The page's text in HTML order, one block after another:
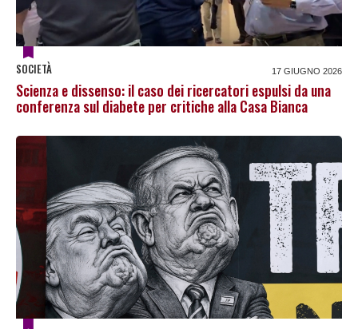
SOCIETÀ 17 GIUGNO 2026
Scienza e dissenso: il caso dei ricercatori espulsi da una
conferenza sul diabete per critiche alla Casa Bianca